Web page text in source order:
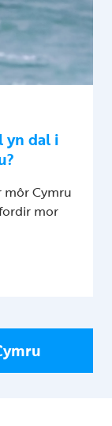
yn dal i
môr Cymru
mor